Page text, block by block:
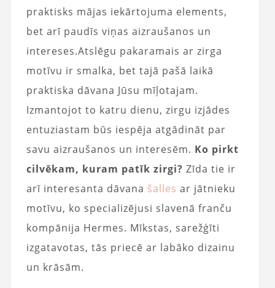
praktisks mājas iekārtojuma elements,
bet arī paudīs viņas aizraušanos un
intereses.Atslēgu pakaramais ar zirga
motīvu ir smalka, bet tajā pašā laikā
praktiska dāvana Jūsu mīļotajam.
Izmantojot to katru dienu, zirgu izjādes
entuziastam būs iespēja atgādināt par
savu aizraušanos un interesēm. Ko pirkt
cilvēkam, kuram patīk zirgi? Zīda tie ir
arī interesanta dāvana šalles ar jātnieku
motīvu, ko specializējusi slavenā franču
kompānija Hermes. Mīkstas, sarežģīti
izgatavotas, tās priecē ar labāko dizainu
un krāsām.